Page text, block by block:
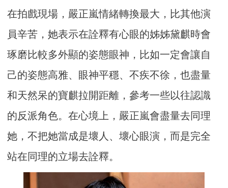
在拍戲現場，嚴正嵐情緒轉換最大，比其他演
員辛苦，她表示在詮釋有心眼的姊姊黛麒時會
琢磨比較多外顯的姿態眼神，比如一定會讓自
己的姿態高雅、眼神平穩、不疾不徐，也盡量
和天然呆的寶麒拉開距離，參考一些以往認識
的反派角色。在心境上，嚴正嵐會盡量去同理
她，不把她當成是壞人、壞心眼演，而是完全
站在同理的立場去詮釋。